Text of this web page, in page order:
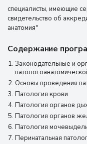
специалисты, имеющие
свидетельство об
анатомия"
Содержание
Законодательные и
Основы проведения
Патология крови
Патология органов
Патология органов
Патология
Перинатальная